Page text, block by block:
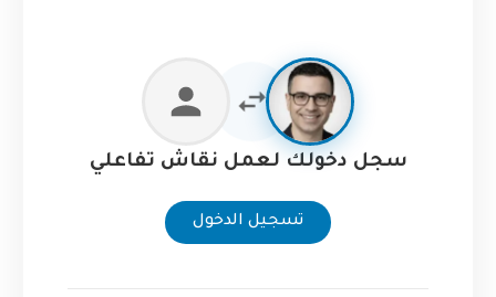
سجل دخولك لعمل نقاش تفاعلي
تسجيل الدخول